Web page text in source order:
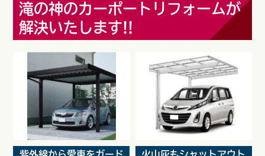
滝の神のカーポートリフォームが
解決いたします!!
紫外線から愛車をガード 火山灰もシャットアウト